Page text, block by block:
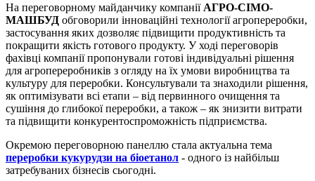
На переговорному майданчику компанії АГРО-СІМО-
МАШБУД обговорили інноваційні технології агропереробки,
застосування яких дозволяє підвищити продуктивність та
покращити якість готового продукту. У ході переговорів
фахівці компанії пропонували готові індивідуальні рішення
для агропереробників з огляду на їх умови виробництва та
культуру для переробки. Консультували та знаходили рішення,
як оптимізувати всі етапи – від первинного очищення та
сушіння до глибокої переробки, а також – як знизити витрати
та підвищити конкурентоспроможність підприємства.
Окремою переговорною панеллю стала актуальна тема
переробки кукурудзи на біоетанол - одного із найбільш
затребуваних бізнесів сьогодні.